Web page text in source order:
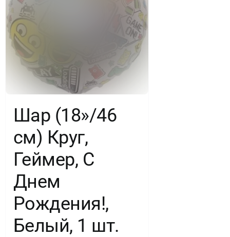
Шар (18»/46
см) Круг,
Геймер, С
Днем
Рождения!,
Белый, 1 шт.